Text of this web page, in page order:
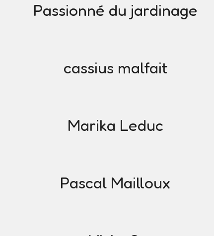
Passionné du jardinage
cassius malfait
Marika Leduc
Pascal Mailloux